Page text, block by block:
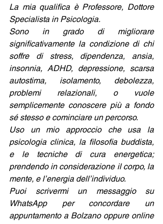
La mia qualifica è Professore, Dottore
Specialista in Psicologia.
Sono in grado di migliorare
significativamente la condizione di chi
soffre di stress, dipendenza, ansia,
insonnia, ADHD, depressione, scarsa
autostima, isolamento, debolezza,
problemi relazionali, o vuole
semplicemente conoscere più a fondo
sé stesso e cominciare un percorso.
Uso un mio approccio che usa la
psicologia clinica, la filosofia buddista,
e le tecniche di cura energetica;
prendendo in considerazione il corpo, la
mente, e l’energia dell’individuo.
Puoi scrivermi un messaggio su
WhatsApp per concordare un
appuntamento a Bolzano oppure online